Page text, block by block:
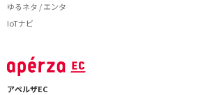
ゆるネタ / エンタ
IoTナビ
アペルザEC